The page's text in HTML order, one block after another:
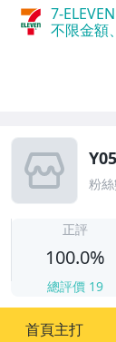
7-
不限金額
粉
正評
100.0%
總評價 19
首頁主打